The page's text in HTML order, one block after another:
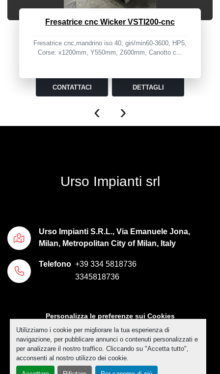
Utilizziamo i cookie per migliorare la tua esperienza di
navigazione, per pubblicare annunci o contenuti personalizzati e
per analizzare il nostro traffico. Cliccando su "Accetta tutto",
acconsenti al nostro utilizzo dei cookie.
Fresatrice cnc Wicker VSTI200-cnc
Fresatrice cnc,mandrino iso 40, giri/min60-3600, HP5,
Corse: x1200mm, Y550mm, Z600mm, Canotto c...
CONTATTACI DETTAGLI
‹ ›
Urso Impianti srl
Urso Impianti S.R.L., Via Emanuele Jona,
Milan, Metropolitan City of Milan, Italy
Telefono +39 334 5818736
3345818736
Personalizza le preferenze sui Cookies
Machinio Systemsito web diMachinio